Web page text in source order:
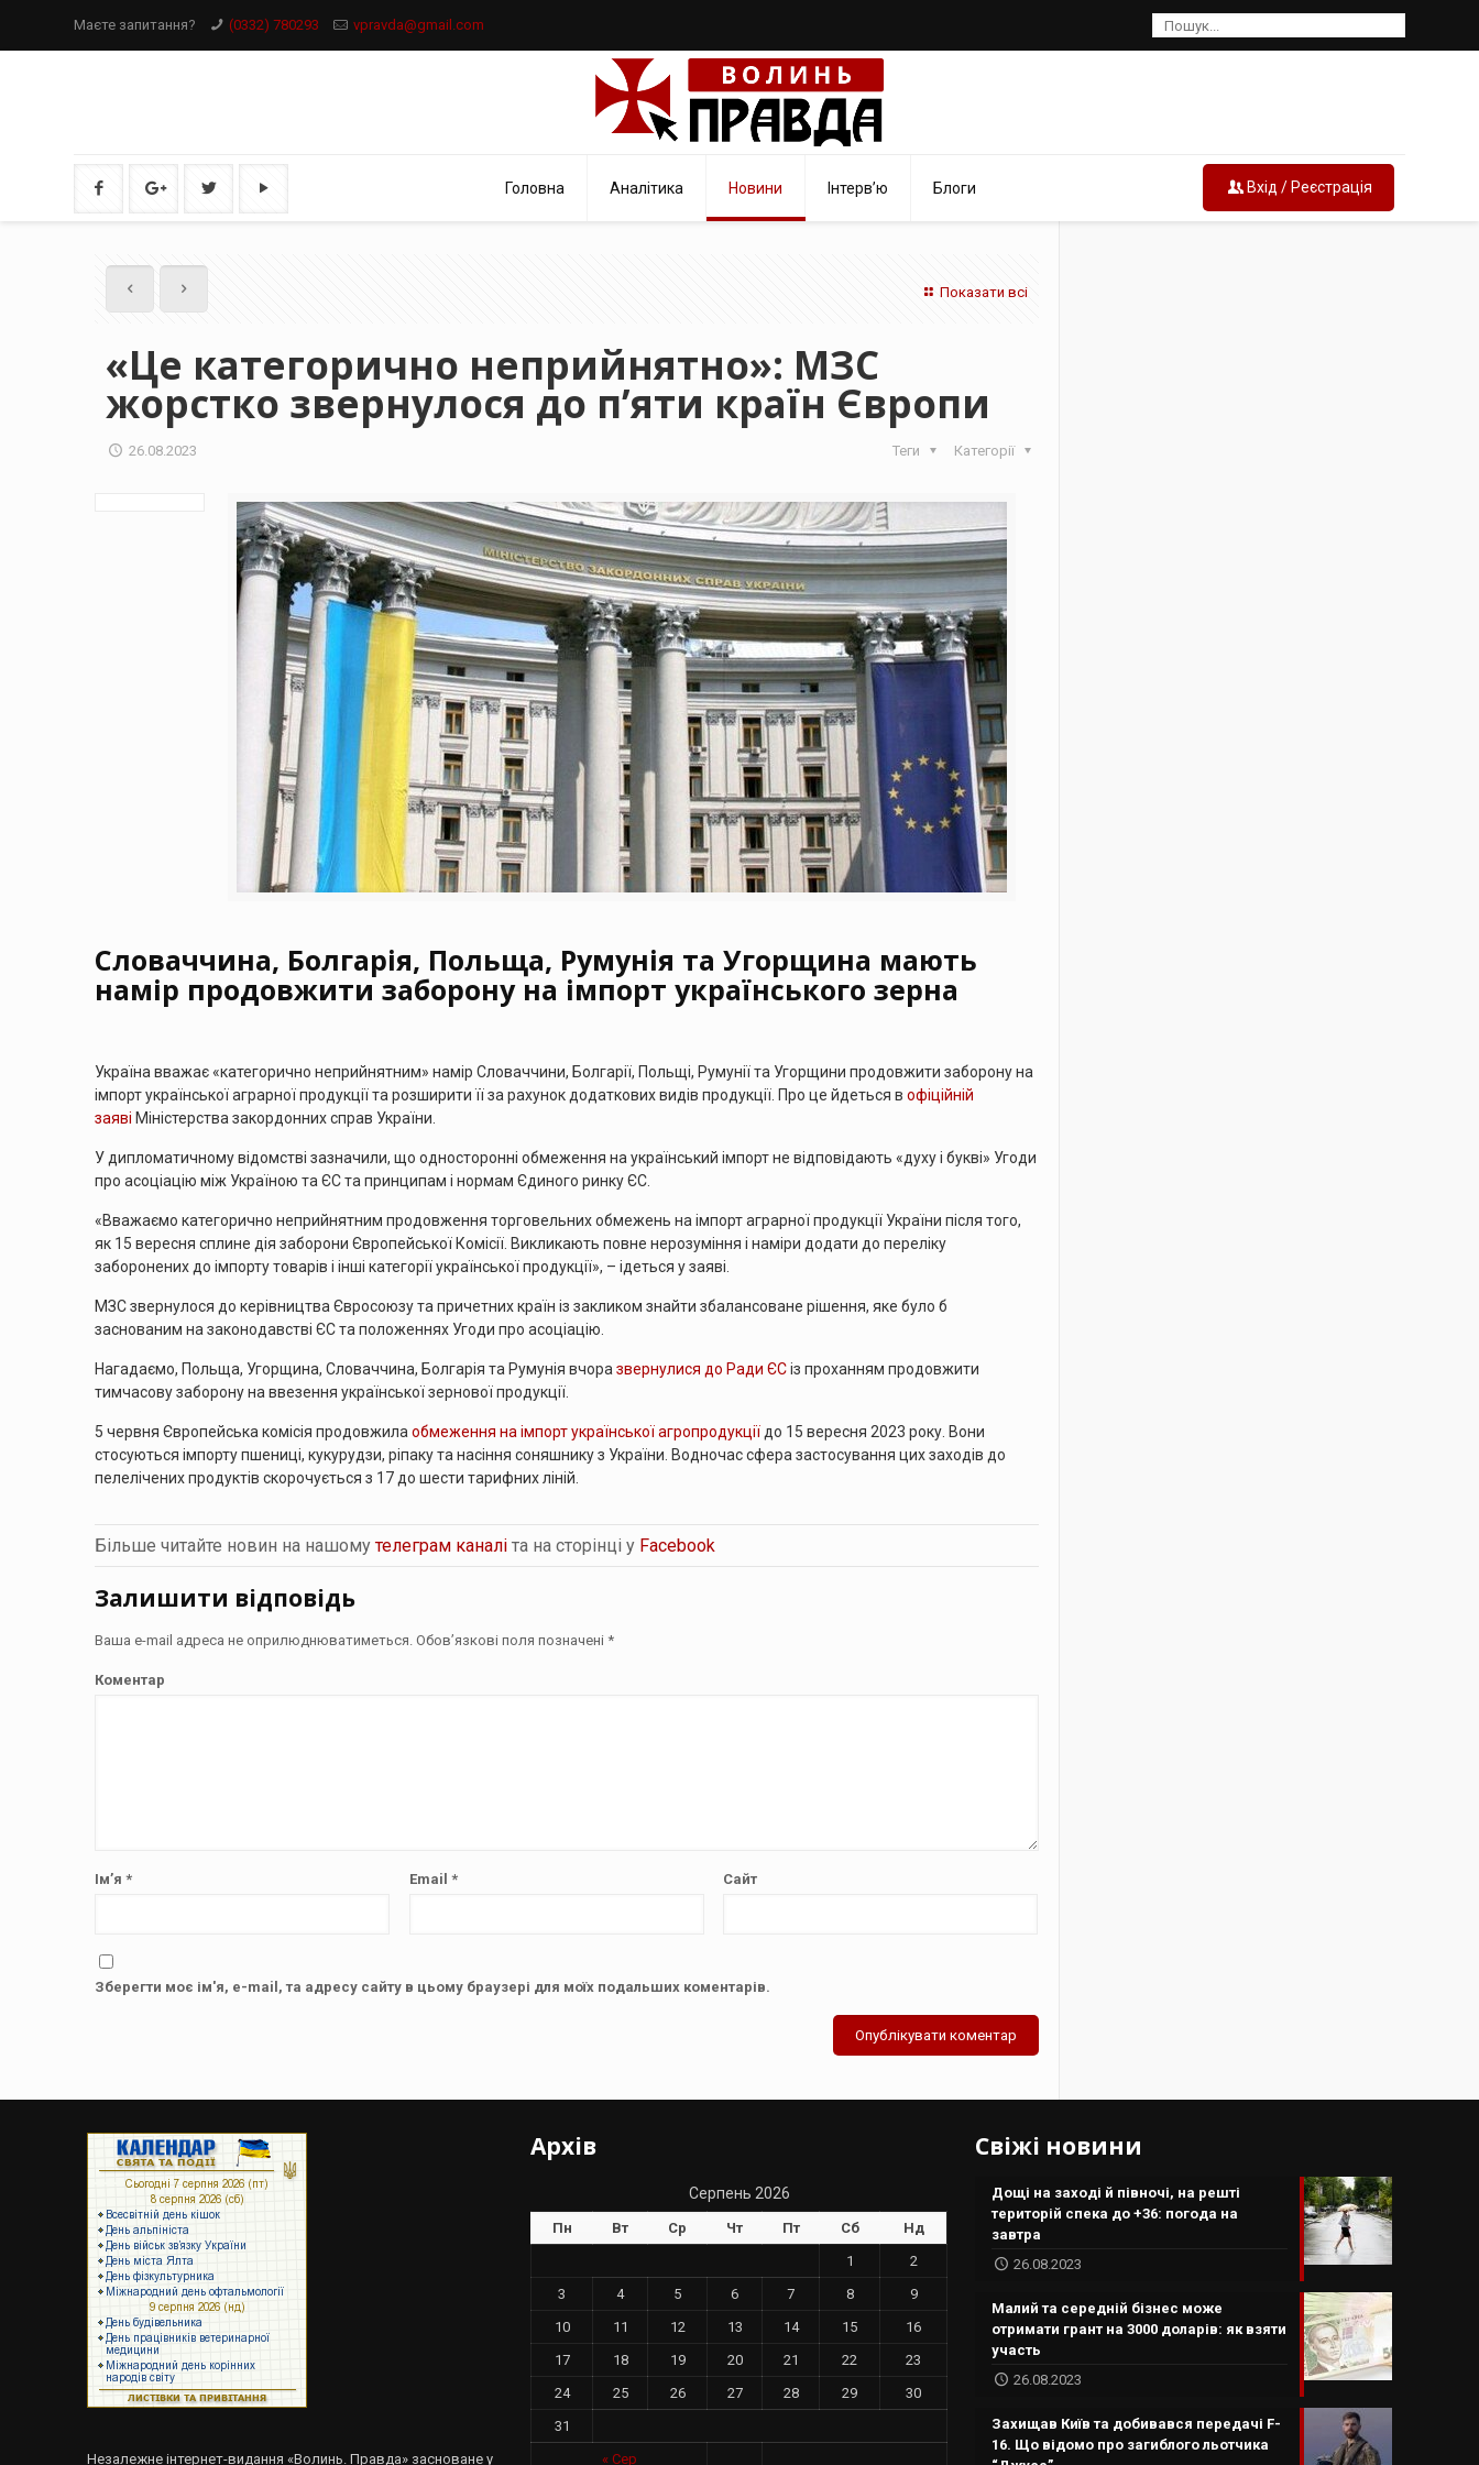
Маєте запитання? (0332) 780293 vpravda@gmail.com
Головна Аналітика Новини Інтерв’ю Блоги Вхід / Реєстрація
Показати всі
«Це категорично неприйнятно»: МЗС
жорстко звернулося до п’яти країн Європи
26.08.2023 Категорії
Теги
Словаччина, Болгарія, Польща, Румунія та Угорщина мають
намір продовжити заборону на імпорт українського зерна
Україна вважає «категорично неприйнятним» намір Словаччини, Болгарії, Польщі, Румунії та Угорщини продовжити заборону на
імпорт української аграрної продукції та розширити її за рахунок додаткових видів продукції. Про це йдеться в офіційній
заяві Міністерства закордонних справ України.
У дипломатичному відомстві зазначили, що односторонні обмеження на український імпорт не відповідають «духу і букві» Угоди
про асоціацію між Україною та ЄС та принципам і нормам Єдиного ринку ЄС.
«Вважаємо категорично неприйнятним продовження торговельних обмежень на імпорт аграрної продукції України після того,
як 15 вересня сплине дія заборони Європейської Комісії. Викликають повне нерозуміння і наміри додати до переліку
заборонених до імпорту товарів і інші категорії української продукції», – ідеться у заяві.
МЗС звернулося до керівництва Євросоюзу та причетних країн із закликом знайти збалансоване рішення, яке було б
заснованим на законодавстві ЄС та положеннях Угоди про асоціацію.
Нагадаємо, Польща, Угорщина, Словаччина, Болгарія та Румунія вчора звернулися до Ради ЄСіз проханням продовжити
тимчасову заборону на ввезення української зернової продукції.
5 червня Європейська комісія продовжила обмеження на імпорт української агропродукціїдо 15 вересня 2023 року. Вони
стосуються імпорту пшениці, кукурудзи, ріпаку та насіння соняшнику з України. Водночас сфера застосування цих заходів до
пелелічених продуктів скорочується з 17 до шести тарифних ліній.
Більше читайте новин на нашомутелеграм каналіта на сторінці у Facebook
Залишити відповідь
Ваша e-mail адреса не оприлюднюватиметься.Обов’язкові поля позначені *
Коментар
Ім’я * Email * Сайт
Зберегти моє ім'я, e-mail, та адресу сайту в цьому браузері для моїх подальших коментарів.
Незалежне інтернет-видання «Волинь. Правда» засноване у
Архів
Серпень 2026
Пн Вт Ср Чт Пт Сб Нд
« Сер
1
2
3
4 5 6 7 8
9
10
11 12 13 14 15
16
17
18 19 20 21 22
23
24
25 26 27 28 29
30
31
Свіжі новини
Дощі на заході й півночі, на решті
територій спека до +36: погода на
завтра
26.08.2023
Малий та середній бізнес може
отримати грант на 3000 доларів: як взяти
участь
26.08.2023
Захищав Київ та добивався передачі F-
16. Що відомо про загиблого льотчика